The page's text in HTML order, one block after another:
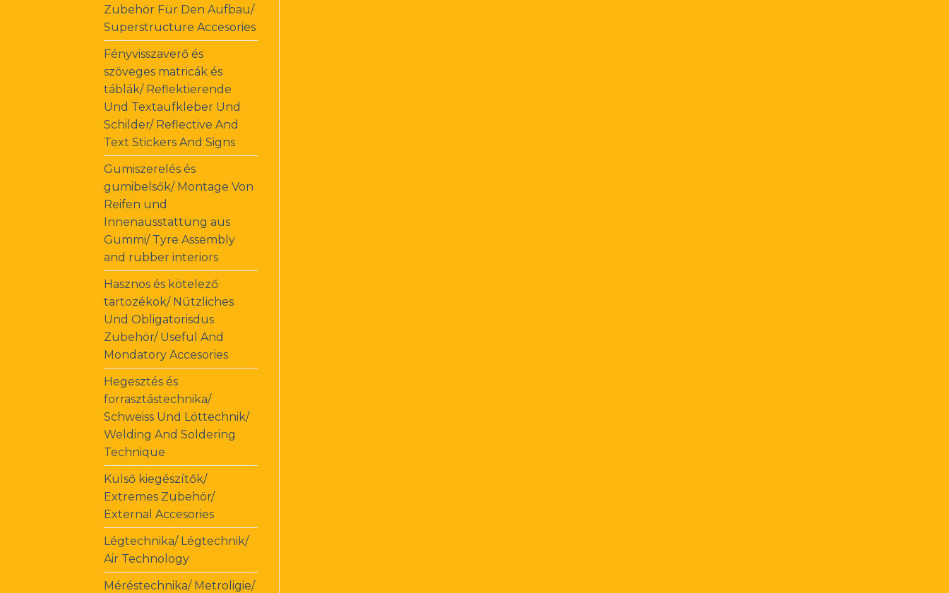
Zubehör Für Den Aufbau/
Superstructure Accesories
Fényvisszaverő és
szöveges matricák és
táblák/ Reflektierende
Und Textaufkleber Und
Schilder/ Reflective And
Text Stickers And Signs
Gumiszerelés és
gumibelsők/ Montage Von
Reifen und
Innenausstattung aus
Gummi/ Tyre Assembly
and rubber interiors
Hasznos és kötelező
tartozékok/ Nützliches
Und Obligatorisdus
Zubehör/ Useful And
Mondatory Accesories
Hegesztés és
forrasztástechnika/
Schweiss Und Löttechnik/
Welding And Soldering
Technique
Külső kiegészítők/
Extremes Zubehör/
External Accesories
Légtechnika/ Légtechnik/
Air Technology
Méréstechnika/ Metroligie/